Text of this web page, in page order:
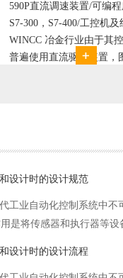
丹佛斯变频器VLT5000，
仪表， 西门子可编程序控
200， 工控组态软件
Protool或组态王。 使用
设计时的设计规范
工业自动化控制系统中不
是将传感器和执行器等设
设计时的设计流程